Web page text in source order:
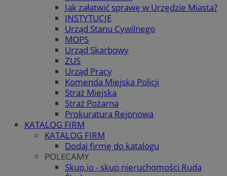
Jak załatwić sprawę w Urzędzie Miasta?
INSTYTUCJE
Urząd Stanu Cywilnego
MOPS
Urząd Skarbowy
ZUS
Urząd Pracy
Komenda Miejska Policji
Straż Miejska
Straż Pożarna
Prokuratura Rejonowa
KATALOG FIRM
KATALOG FIRM
Dodaj firmę do katalogu
POLECAMY
Skup.io - skup nieruchomości Ruda